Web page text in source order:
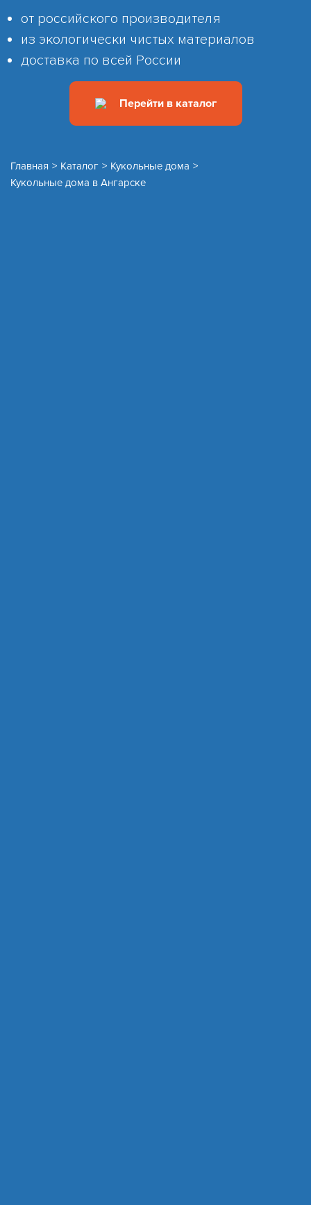
от российского производителя
из экологически чистых материалов
доставка по всей России
Перейти в каталог
Главная > Каталог > Кукольные дома >
Кукольные дома в Ангарске